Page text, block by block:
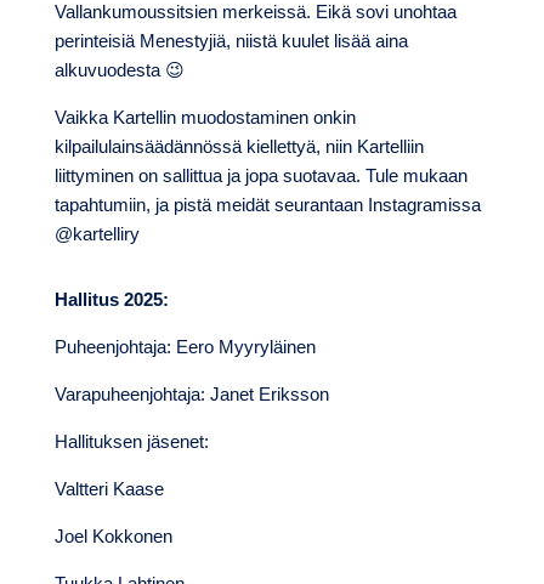
Vallankumoussitsien merkeissä. Eikä sovi unohtaa
perinteisiä Menestyjiä, niistä kuulet lisää aina
alkuvuodesta 😉
Vaikka Kartellin muodostaminen onkin
kilpailulainsäädännössä kiellettyä, niin Kartelliin
liittyminen on sallittua ja jopa suotavaa. Tule mukaan
tapahtumiin, ja pistä meidät seurantaan Instagramissa
@kartelliry
Hallitus 2025:
Puheenjohtaja: Eero Myyryläinen
Varapuheenjohtaja: Janet Eriksson
Hallituksen jäsenet:
Valtteri Kaase
Joel Kokkonen